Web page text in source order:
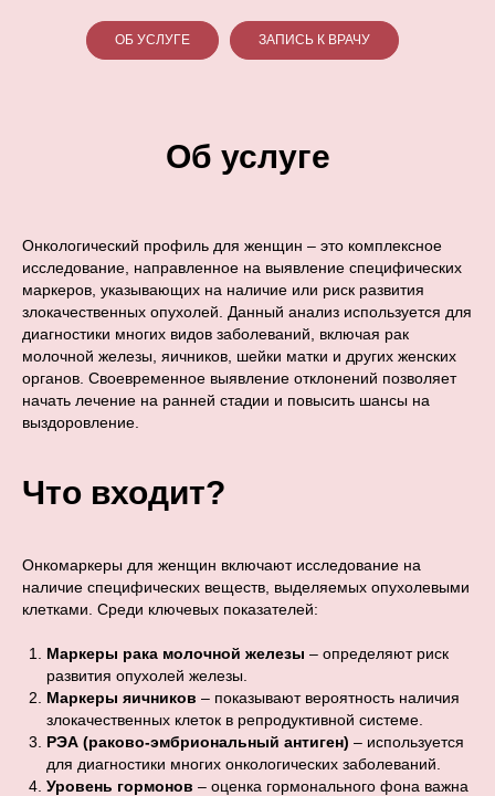
ОБ УСЛУГЕ ЗАПИСЬ К ВРАЧУ
Об услуге
Онкологический профиль для женщин – это комплексное
исследование, направленное на выявление специфических
маркеров, указывающих на наличие или риск развития
злокачественных опухолей. Данный анализ используется для
диагностики многих видов заболеваний, включая рак
молочной железы, яичников, шейки матки и других женских
органов. Своевременное выявление отклонений позволяет
начать лечение на ранней стадии и повысить шансы на
выздоровление.
Что входит?
Онкомаркеры для женщин включают исследование на
наличие специфических веществ, выделяемых опухолевыми
клетками. Среди ключевых показателей:
Маркеры рака молочной железы – определяют риск
развития опухолей железы.
Маркеры яичников – показывают вероятность наличия
злокачественных клеток в репродуктивной системе.
РЭА (раково-эмбриональный антиген) – используется
для диагностики многих онкологических заболеваний.
Уровень гормонов – оценка гормонального фона важна